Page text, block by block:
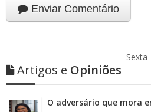
Enviar Comentário
Artigos e Opiniões
O adversário que mora